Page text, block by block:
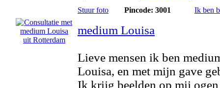
Stuur foto Pincode: 3001 Ik ben
medium Louisa
Lieve mensen ik ben
Louisa, en met mijn gave
Ik krijg beelden op mij